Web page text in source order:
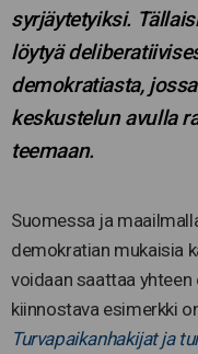
syrjäytetyiksi.
löytyä
demokratiasta,
keskustelun avulla
teemaan.
Suomessa ja
demokratian mukaisia
voidaan saattaa yhteen
kiinnostava esimerkki
Turvapaikanhakijat ja